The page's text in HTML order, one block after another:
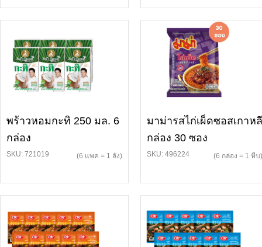
พร้าวหอมกะทิ 250 มล. 6
กล่อง
SKU: 721019 (6 แพค = 1 ลัง)
มาม่ารสไก่เผ็ดซอสเกาหลี
กล่อง 30 ซอง
SKU: 496224 (6 กล่อง = 1 หีบ)